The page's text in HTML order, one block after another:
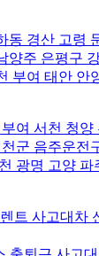
경산 고령
주 은평구
여 태안
여 서천 청
군 음주운전
광명 고양
사고대